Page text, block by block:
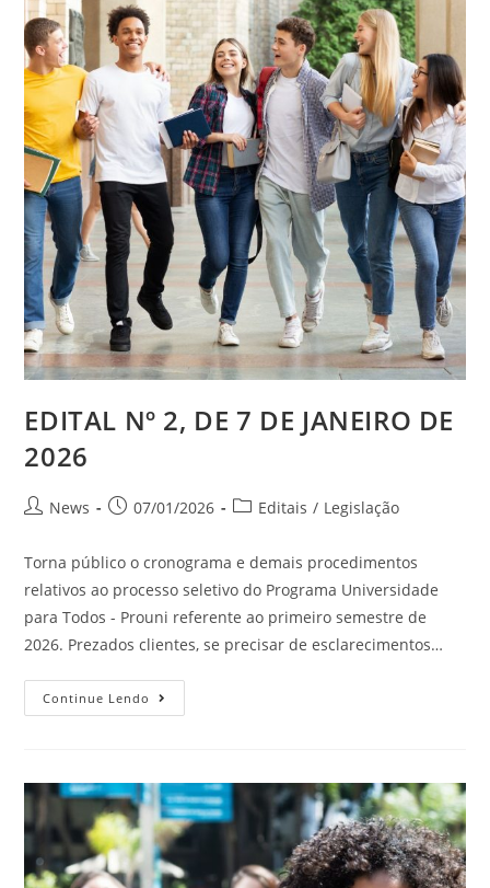
EDITAL Nº 2, DE 7 DE JANEIRO DE
2026
News 07/01/2026 Editais / Legislação
Torna público o cronograma e demais procedimentos
relativos ao processo seletivo do Programa Universidade
para Todos - Prouni referente ao primeiro semestre de
2026. Prezados clientes, se precisar de esclarecimentos…
Continue Lendo